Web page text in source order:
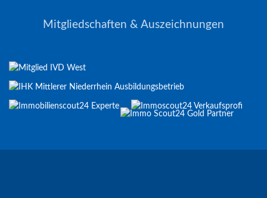
Mitgliedschaften & Auszeichnungen